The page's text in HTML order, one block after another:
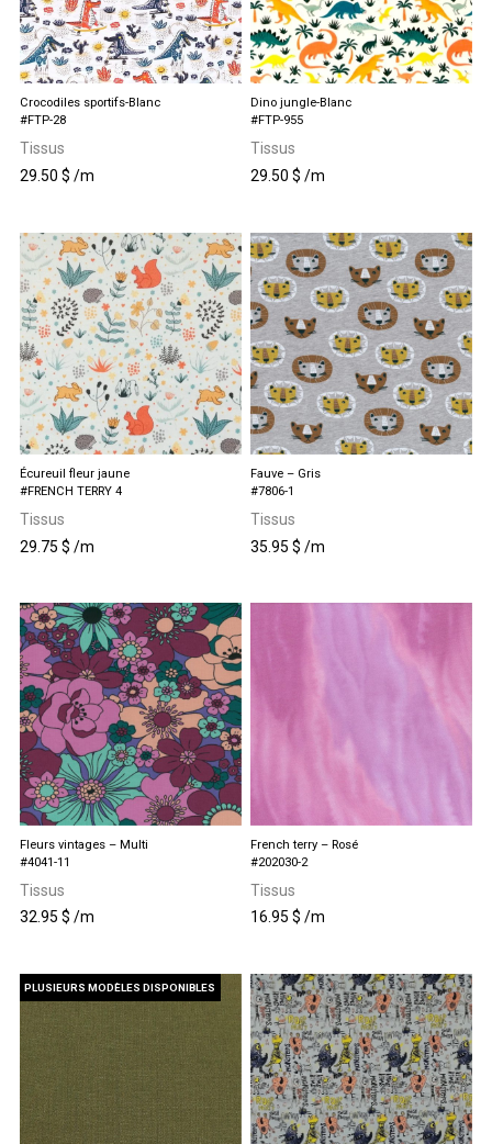
Crocodiles sportifs-Blanc
29.50 $ /m
#FTP-28
Tissus
Dino jungle-Blanc
29.50$ /m
#FTP-955
Tissus
Écureuil fleur jaune
29.75 $ /m
#FRENCH TERRY 4
Tissus
Fauve – Gris
35.95$ /m
#7806-1
Tissus
Fleurs vintages – Multi
32.95 $ /m
#4041-11
Tissus
French terry – Rosé
16.95$ /m
#202030-2
Tissus
PLUSIEURS MODÈLES DISPONIBLES